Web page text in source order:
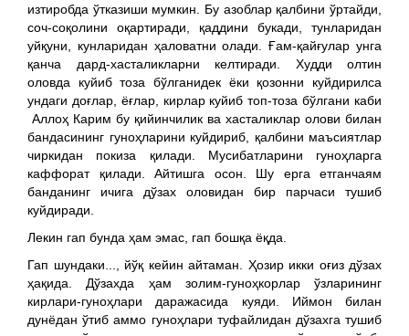
изтиробда ўтказиши мумкин. Бу азоблар қалбини ўртайди,
соч-соқолини оқартиради, қаддини букади, тунларидан
уйқуни, кунларидан ҳаловатни олади. Ғам-қайғулар унга
қанча дард-хасталикларни келтиради. Худди олтин
оловда куйиб тоза бўлганидек ёки қозонни куйдирилса
ундаги доғлар, ёғлар, кирлар куйиб топ-тоза бўлгани каби
Аллоҳ Карим бу қийинчилик ва хасталиклар олови билан
бандасининг гуноҳларини куйдириб, қалбини маъсиятлар
чиркидан покиза қилади. Мусибатларини гуноҳларга
каффорат қилади. Айтишга осон. Шу ерга етганчаям
банданинг ичига дўзах оловидан бир парчаси тушиб
куйдиради.
Лекин гап бунда ҳам эмас, гап бошқа ёқда.
Гап шундаки..., йўқ кейин айтаман. Ҳозир икки оғиз дўзах
ҳақида. Дўзахда ҳам золим-гуноҳкорлар ўзларининг
кирлари-гуноҳлари даражасида куяди. Иймон билан
дунёдан ўтиб аммо гуноҳлари туфайлидан дўзахга тушиб